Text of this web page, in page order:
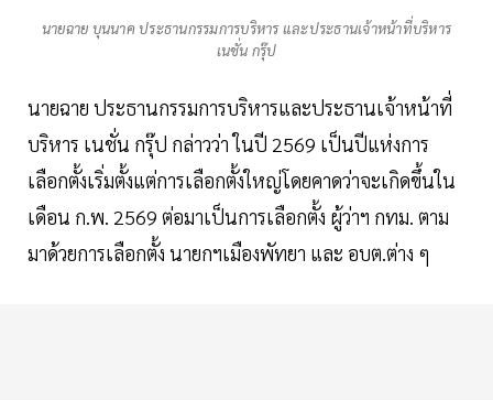
นายฉาย บุนนาค ประธานกรรมการบริหาร และประธานเจ้าหน้าที่บริหาร
เนชั่น กรุ๊ป
นายฉาย ประธานกรรมการบริหารและประธานเจ้าหน้าที่
บริหาร เนชั่น กรุ๊ป กล่าวว่า ในปี 2569 เป็นปีแห่งการ
เลือกตั้งเริ่มตั้งแต่การเลือกตั้งใหญ่โดยคาดว่าจะเกิดขึ้นใน
เดือน ก.พ. 2569 ต่อมาเป็นการเลือกตั้ง ผู้ว่าฯ กทม. ตาม
มาด้วยการเลือกตั้ง นายกฯเมืองพัทยา และ อบต.ต่าง ๆ